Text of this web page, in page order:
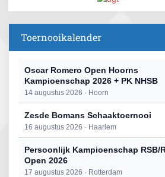
Toernooikalender
Oscar Romero Open Hoorns
Kampioenschap 2026 + PK NHSB
14 augustus 2026 · Hoorn
Zesde Bomans Schaaktoernooi
16 augustus 2026 · Haarlem
Persoonlijk Kampioenschap RSB/
Open 2026
17 augustus 2026 · Rotterdam